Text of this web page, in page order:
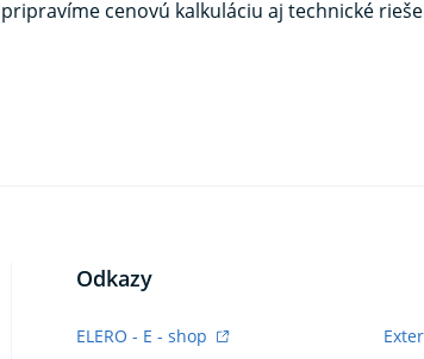
cenovú kalkuláciu aj technické
Odkazy
ELERO - E - shop